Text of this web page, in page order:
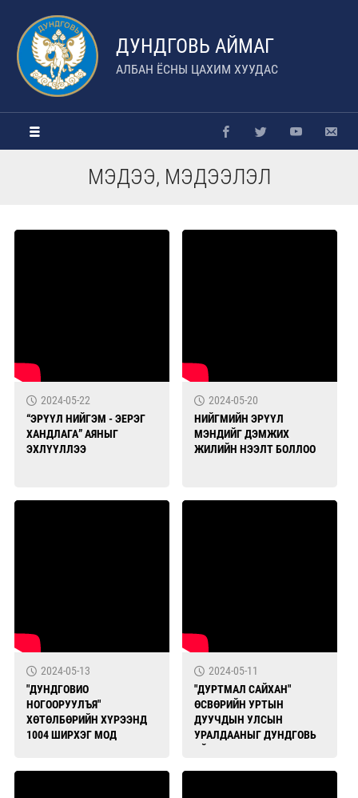
ДУНДГОВЬ АЙМАГ
АЛБАН ЁСНЫ ЦАХИМ ХУУДАС
МЭДЭЭ, МЭДЭЭЛЭЛ
2024-05-22
“ЭРҮҮЛ НИЙГЭМ - ЭЕРЭГ
ХАНДЛАГА” АЯНЫГ
ЭХЛҮҮЛЛЭЭ
2024-05-20
НИЙГМИЙН ЭРҮҮЛ
МЭНДИЙГ ДЭМЖИХ
ЖИЛИЙН НЭЭЛТ БОЛЛОО
2024-05-13
"ДУНДГОВИО
НОГООРУУЛЪЯ"
ХӨТӨЛБӨРИЙН ХҮРЭЭНД
1004 ШИРХЭГ МОД
2024-05-11
"ДУРТМАЛ САЙХАН"
ӨСВӨРИЙН УРТЫН
ДУУЧДЫН УЛСЫН
УРАЛДААНЫГ ДУНДГОВЬ